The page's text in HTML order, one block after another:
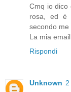
Cmq io dico
rosa, ed è
secondo me
La mia
Rispondi
Unknown